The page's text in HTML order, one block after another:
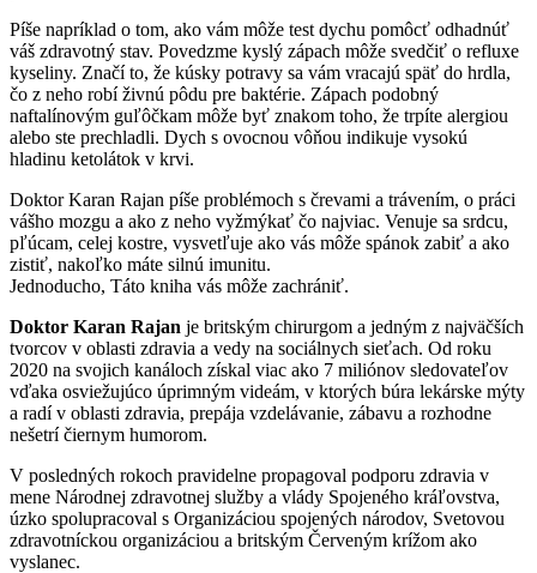
Píše napríklad o tom, ako vám môže test dychu pomôcť odhadnúť
váš zdravotný stav. Povedzme kyslý zápach môže svedčiť o refluxe
kyseliny. Značí to, že kúsky potravy sa vám vracajú späť do hrdla,
čo z neho robí živnú pôdu pre baktérie. Zápach podobný
naftalínovým guľôčkam môže byť znakom toho, že trpíte alergiou
alebo ste prechladli. Dych s ovocnou vôňou indikuje vysokú
hladinu ketolátok v krvi.
Doktor Karan Rajan píše problémoch s črevami a trávením, o práci
vášho mozgu a ako z neho vyžmýkať čo najviac. Venuje sa srdcu,
pľúcam, celej kostre, vysvetľuje ako vás môže spánok zabiť a ako
zistiť, nakoľko máte silnú imunitu.
Jednoducho, Táto kniha vás môže zachrániť.
Doktor Karan Rajan je britským chirurgom a jedným z najväčších
tvorcov v oblasti zdravia a vedy na sociálnych sieťach. Od roku
2020 na svojich kanáloch získal viac ako 7 miliónov sledovateľov
vďaka osviežujúco úprimným videám, v ktorých búra lekárske mýty
a radí v oblasti zdravia, prepája vzdelávanie, zábavu a rozhodne
nešetrí čiernym humorom.
V posledných rokoch pravidelne propagoval podporu zdravia v
mene Národnej zdravotnej služby a vlády Spojeného kráľovstva,
úzko spolupracoval s Organizáciou spojených národov, Svetovou
zdravotníckou organizáciou a britským Červeným krížom ako
vyslanec.